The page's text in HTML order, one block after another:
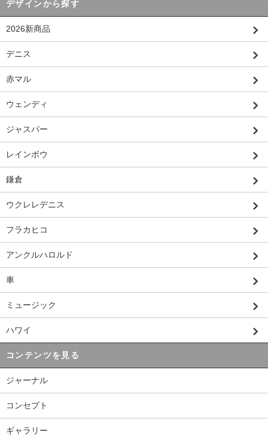
デザインから探す
2026新商品
デニス
赤マル
ウェンディ
ジャスパー
レインボウ
鎌倉
ウクレレデニス
フラカヒコ
アンクルハロルド
車
ミュージック
ハワイ
コンテンツを見る
ジャーナル
コンセプト
ギャラリー